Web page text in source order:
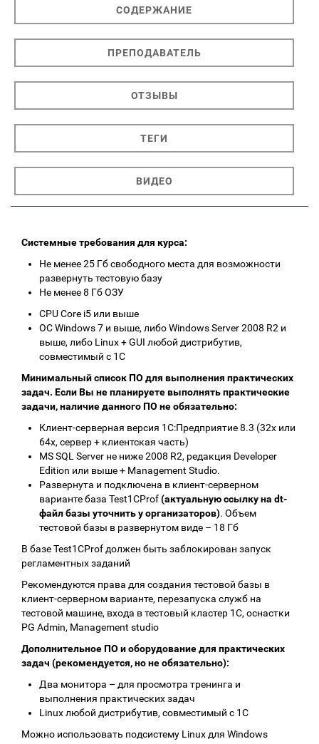
СОДЕРЖАНИЕ
ПРЕПОДАВАТЕЛЬ
ОТЗЫВЫ
ТЕГИ
ВИДЕО
Системные требования для курса:
Не менее 25 Гб свободного места для возможности
развернуть тестовую базу
Не менее 8 Гб ОЗУ
CPU Core i5 или выше
ОС Windows 7 и выше, либо Windows Server 2008 R2 и
выше, либо Linux + GUI любой дистрибутив,
совместимый с 1С
Минимальный список ПО для выполнения практических
задач. Если Вы не планируете выполнять практические
задачи, наличие данного ПО не обязательно:
Клиент-серверная версия 1С:Предприятие 8.3 (32х или
64х, сервер + клиентская часть)
MS SQL Server не ниже 2008 R2, редакция Developer
Edition или выше + Management Studio.
Развернута и подключена в клиент-серверном
варианте база Test1CProf(актуальную ссылку на dt-
файл базы уточнить у организаторов). Объем
тестовой базы в развернутом виде – 18 Гб
В базе Test1CProf должен быть заблокирован запуск
регламентных заданий
Рекомендуются права для создания тестовой базы в
клиент-серверном варианте, перезапуска служб на
тестовой машине, входа в тестовый кластер 1С, оснастки
PG Admin, Management studio
Дополнительное ПО и оборудование для практических
задач (рекомендуется, но не обязательно):
Два монитора – для просмотра тренинга и
выполнения практических задач
Linux любой дистрибутив, совместимый с 1С
Можно использовать подсистему Linux для Windows